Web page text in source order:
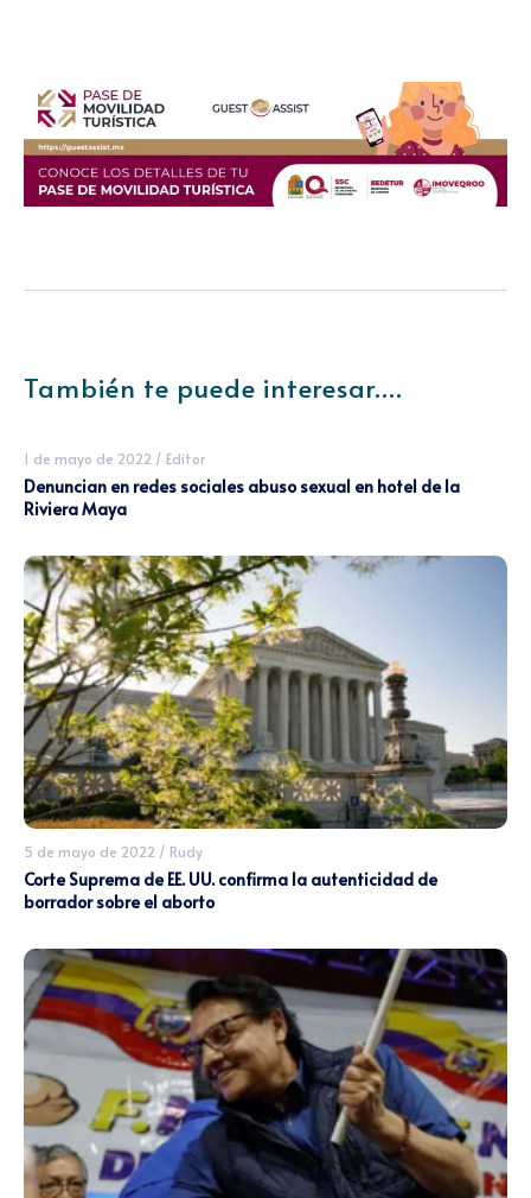
También te puede interesar....
1 de mayo de 2022 / Editor
Denuncian en redes sociales abuso sexual en hotel de la
Riviera Maya
5 de mayo de 2022 / Rudy
Corte Suprema de EE. UU. confirma la autenticidad de
borrador sobre el aborto